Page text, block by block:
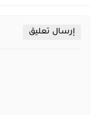
إرسال تعليق